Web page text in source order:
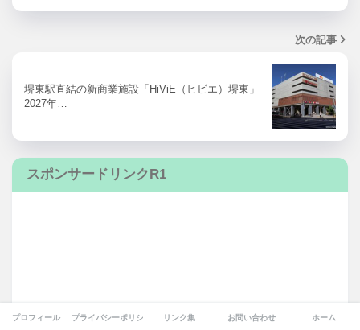
次の記事
堺東駅直結の新商業施設「HiViE（ヒビエ）堺東」
2027年…
スポンサードリンクR1
プロフィール プライバシーポリシー リンク集 お問い合わせ ホーム